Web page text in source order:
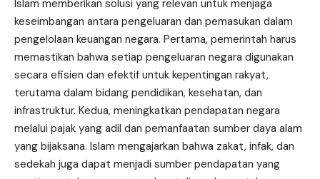
Islam memberikan solusi yang relevan untuk menjaga
keseimbangan antara pengeluaran dan pemasukan dalam
pengelolaan keuangan negara. Pertama, pemerintah harus
memastikan bahwa setiap pengeluaran negara digunakan
secara efisien dan efektif untuk kepentingan rakyat,
terutama dalam bidang pendidikan, kesehatan, dan
infrastruktur. Kedua, meningkatkan pendapatan negara
melalui pajak yang adil dan pemanfaatan sumber daya alam
yang bijaksana. Islam mengajarkan bahwa zakat, infak, dan
sedekah juga dapat menjadi sumber pendapatan yang